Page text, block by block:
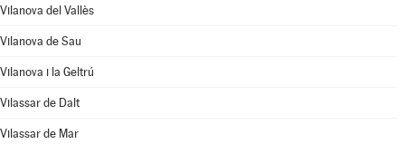
Vilanova del Vallès
Vilanova de Sau
Vilanova i la Geltrú
Vilassar de Dalt
Vilassar de Mar